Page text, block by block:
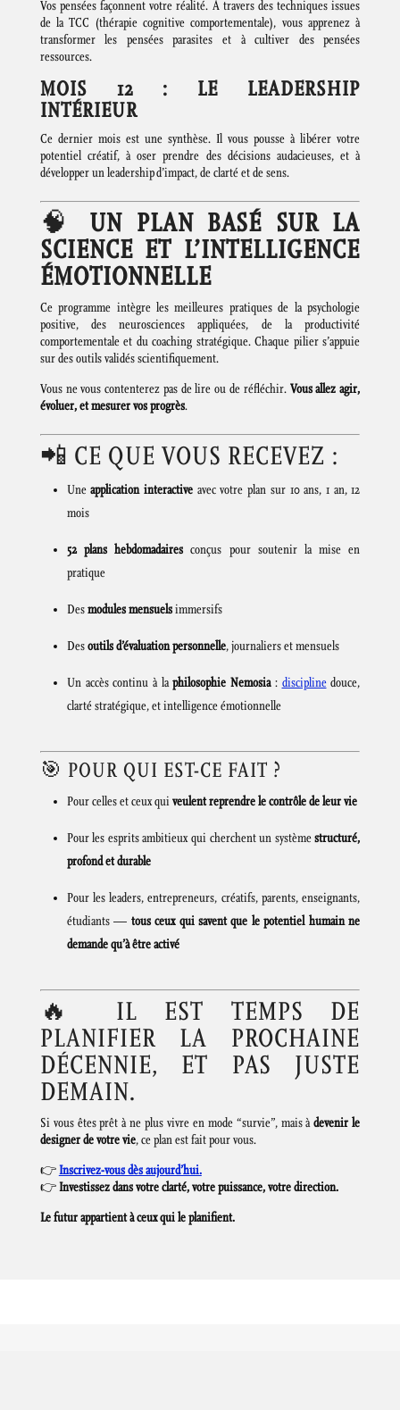
Vos pensées façonnent votre réalité. À travers des techniques issues
de la TCC (thérapie cognitive comportementale), vous apprenez à
transformer les pensées parasites et à cultiver des pensées
ressources.
MOIS 12 : LE LEADERSHIP
INTÉRIEUR
Ce dernier mois est une synthèse. Il vous pousse à libérer votre
potentiel créatif, à oser prendre des décisions audacieuses, et à
développer un leadership d’impact, de clarté et de sens.
🧠 UN PLAN BASÉ SUR LA
SCIENCE ET L’INTELLIGENCE
ÉMOTIONNELLE
Ce programme intègre les meilleures pratiques de la psychologie
positive, des neurosciences appliquées, de la productivité
comportementale et du coaching stratégique. Chaque pilier s’appuie
sur des outils validés scientifiquement.
Vous ne vous contenterez pas de lire ou de réfléchir. Vous allez agir,
évoluer, et mesurer vos progrès.
📲 CE QUE VOUS RECEVEZ :
Uneapplication interactive avec votre plan sur 10 ans, 1 an, 12
mois
52 plans hebdomadaires conçus pour soutenir la mise en
pratique
Desmodules mensuelsimmersifs
Desoutils d’évaluation personnelle, journaliers et mensuels
Un accès continu à laphilosophie Nemosia: disciplinedouce,
clarté stratégique, et intelligence émotionnelle
🎯 POUR QUI EST-CE FAIT ?
Pour celles et ceux quiveulent reprendre le contrôle de leur vie
Pour les esprits ambitieux qui cherchent un systèmestructuré,
profond et durable
Pour les leaders, entrepreneurs, créatifs, parents, enseignants,
étudiants — tous ceux qui savent que le potentiel humain ne
demande qu’à être activé
🔥 IL EST TEMPS DE
PLANIFIER LA PROCHAINE
DÉCENNIE, ET PAS JUSTE
DEMAIN.
Si vous êtes prêt à ne plus vivre en mode “survie”, mais àdevenir le
designer de votre vie, ce plan est fait pour vous.
👉Inscrivez-vous dès aujourd’hui.
👉Investissez dans votre clarté, votre puissance, votre direction.
Le futur appartient à ceux qui le planifient.